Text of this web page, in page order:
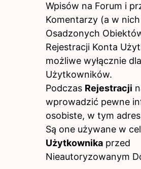
Wpisów na Forum i
Komentarzy (a w
Osadzonych
Rejestracji Konta
możliwe wyłącznie
Użytkowników.
Podczas Rejestracji
wprowadzić pewne
osobiste, w tym adres
Są one używane w
Użytkownika przed
Nieautoryzowanym